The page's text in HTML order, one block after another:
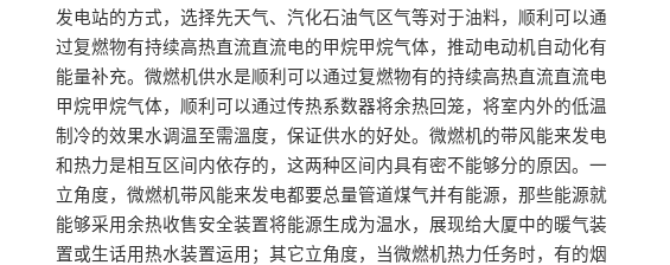
发电站的方式，选择先天气、汽化石油气区气等对于油料，顺利可以通
过复燃物有持续高热直流直流电的甲烷甲烷气体，推动电动机自动化有
能量补充。微燃机供水是顺利可以通过复燃物有的持续高热直流直流电
甲烷甲烷气体，顺利可以通过传热系数器将余热回笼，将室内外的低温
制冷的效果水调温至需溫度，保证供水的好处。微燃机的带风能来发电
和热力是相互区间内依存的，这两种区间内具有密不能够分的原因。一
立角度，微燃机带风能来发电都要总量管道煤气并有能源，那些能源就
能够采用余热收售安全装置将能源生成为温水，展现给大厦中的暖气装
置或生话用热水装置运用；其它立角度，当微燃机热力任务时，有的烟